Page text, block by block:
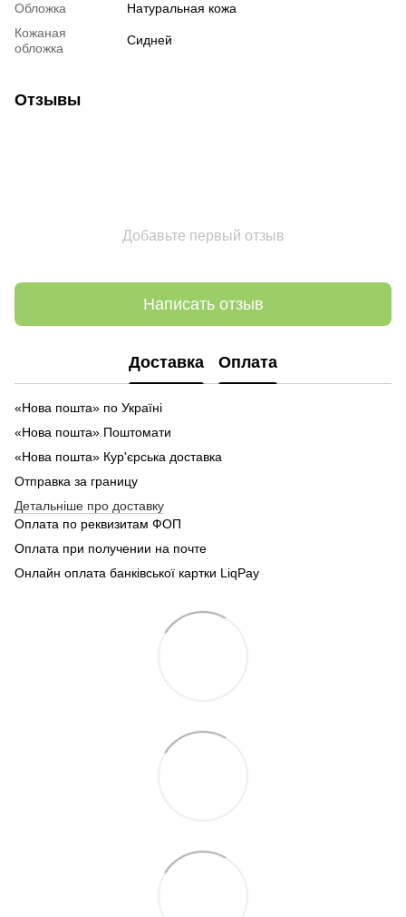
Обложка
Натуральная кожа
Кожаная
обложка
Сидней
Отзывы
Добавьте первый отзыв
Написать отзыв
Доставка Оплата
«Нова пошта» по Україні
«Нова пошта» Поштомати
«Нова пошта» Кур'єрська доставка
Отправка за границу
Детальніше про доставку
Оплата по реквизитам ФОП
Оплата при получении на почте
Онлайн оплата банківської картки LiqPay